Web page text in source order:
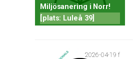
Miljösanering i Norr!
[plats: Luleå 39]
2026-04-19 f